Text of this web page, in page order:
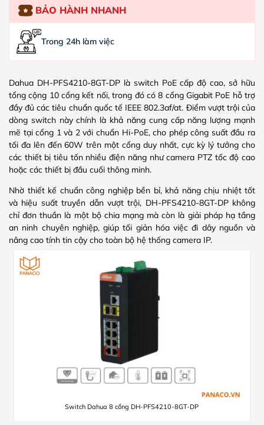
BẢO HÀNH NHANH
Trong 24h làm việc
Dahua DH-PFS4210-8GT-DP là switch PoE cấp độ cao, sở hữu
tổng cộng 10 cổng kết nối, trong đó có 8 cổng Gigabit PoE hỗ trợ
đầy đủ các tiêu chuẩn quốc tế IEEE 802.3af/at. Điểm vượt trội của
dòng switch này chính là khả năng cung cấp năng lượng mạnh
mẽ tại cổng 1 và 2 với chuẩn Hi-PoE, cho phép công suất đầu ra
tối đa lên đến 60W trên một cổng duy nhất, cực kỳ lý tưởng cho
các thiết bị tiêu tốn nhiều điện năng như camera PTZ tốc độ cao
hoặc các thiết bị đầu cuối thông minh.
Nhờ thiết kế chuẩn công nghiệp bền bỉ, khả năng chịu nhiệt tốt
và hiệu suất truyền dẫn vượt trội, DH-PFS4210-8GT-DP không
chỉ đơn thuần là một bộ chia mạng mà còn là giải pháp hạ tầng
an ninh chuyên nghiệp, giúp tối giản hóa việc đi dây nguồn và
nâng cao tính tin cậy cho toàn bộ hệ thống camera IP.
Switch Dahua 8 cổng DH-PFS4210-8GT-DP